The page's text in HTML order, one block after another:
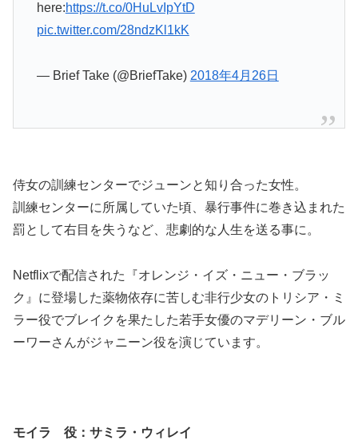
here:https://t.co/0HuLvIpYtD
pic.twitter.com/28ndzKl1kK
— Brief Take (@BriefTake) 2018年4月26日
侍女の訓練センターでジューンと知り合った女性。
訓練センターに所属していた頃、暴行事件に巻き込まれた
罰として右目を失うなど、悲劇的な人生を送る事に。
Netflixで配信された『オレンジ・イズ・ニュー・ブラッ
ク』に登場した薬物依存に苦しむ非行少女のトリシア・ミ
ラー役でブレイクを果たした若手女優のマデリーン・ブル
ーワーさんがジャニーン役を演じています。
モイラ 役： サミラ・ウィレイ